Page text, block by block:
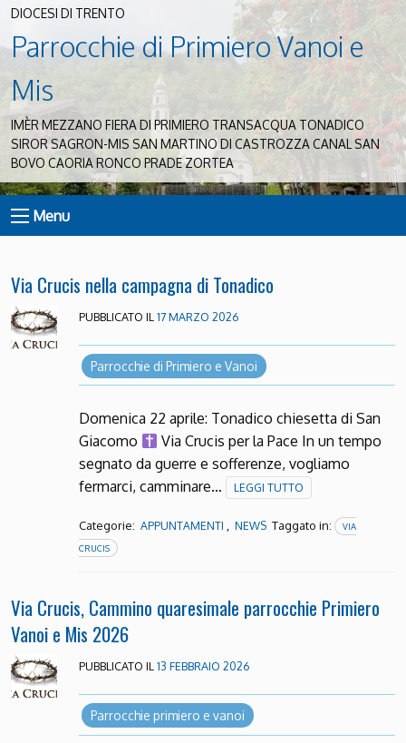
DIOCESI DI TRENTO
Parrocchie di Primiero Vanoi e
Mis
IMÈR MEZZANO FIERA DI PRIMIERO TRANSACQUA TONADICO
SIROR SAGRON-MIS SAN MARTINO DI CASTROZZA CANAL SAN
BOVO CAORIA RONCO PRADE ZORTEA
Menu
Via Crucis nella campagna di Tonadico
PUBBLICATO IL 17 MARZO 2026
Parrocchie di Primiero e Vanoi
Domenica 22 aprile: Tonadico chiesetta di San
Giacomo
Via Crucis per la Pace In un tempo
segnato da guerre e sofferenze, vogliamo
fermarci, camminare…
LEGGI TUTTO
Categorie: APPUNTAMENTI , NEWS Taggato in:
VIA
CRUCIS
Via Crucis, Cammino quaresimale parrocchie Primiero
Vanoi e Mis 2026
PUBBLICATO IL13 FEBBRAIO 2026
Parrocchie primiero e vanoi